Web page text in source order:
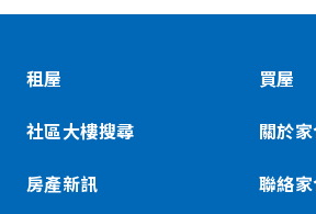
租屋 買屋
社區大樓搜尋 關於
房產新訊 聯絡家